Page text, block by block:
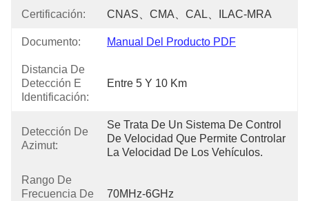
Certificación: CNAS、CMA、CAL、ILAC-MRA
Documento: Manual Del Producto PDF
Distancia De
Detección E
Identificación:
Entre 5 Y 10 Km
Detección De
Azimut:
Se Trata De Un Sistema De Control
De Velocidad Que Permite Controlar
La Velocidad De Los Vehículos.
Rango De
Frecuencia De
70MHz-6GHz